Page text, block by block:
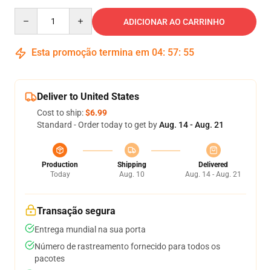
ADICIONAR AO CARRINHO
Esta promoção termina em 04: 57: 54
Deliver to United States
Cost to ship:$6.99
Standard - Order today to get byAug. 14 - Aug. 21
Production
Today
Shipping
Aug. 10
Delivered
Aug. 14 - Aug. 21
Transação segura
Entrega mundial na sua porta
Número de rastreamento fornecido para todos os
pacotes